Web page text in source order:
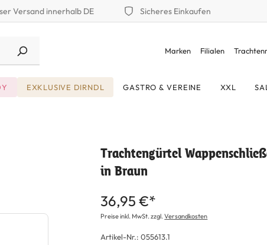
Versand innerhalb DE Sicheres Einkaufen
Marken Filialen
EXKLUSIVE DIRNDL GASTRO & VEREINE XXL
Trachtengürtel
in Braun
36,95 €*
Preise inkl. MwSt. zzgl.Versandkosten
Artikel-Nr.:055613.1